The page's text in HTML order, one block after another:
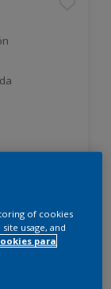
of cookies
usage, and
para